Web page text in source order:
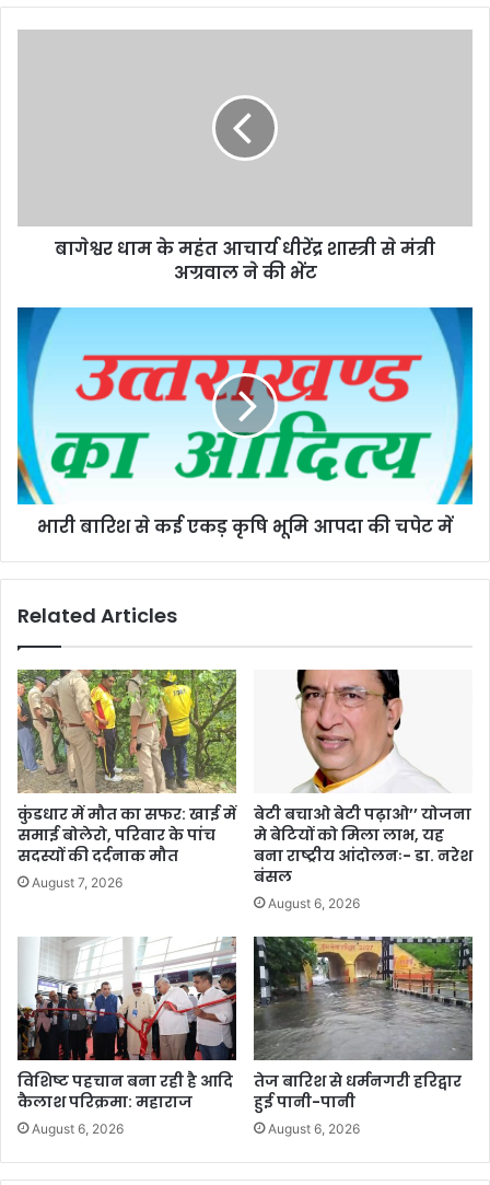
बागेश्वर धाम के महंत आचार्य धीरेंद्र शास्त्री से मंत्री
अग्रवाल ने की भेंट
भारी बारिश से कई एकड़ कृषि भूमि आपदा की चपेट में
Related Articles
कुंडधार में मौत का सफर: खाई में
समाई बोलेरो, परिवार के पांच
सदस्यों की दर्दनाक मौत
August 7, 2026
बेटी बचाओ बेटी पढ़ाओ’’ योजना
मे बेटियों को मिला लाभ, यह
बना राष्ट्रीय आंदोलनः- डा. नरेश
बंसल
August 6, 2026
विशिष्ट पहचान बना रही है आदि
कैलाश परिक्रमा: महाराज
August 6, 2026
तेज बारिश से धर्मनगरी हरिद्वार
हुई पानी-पानी
August 6, 2026